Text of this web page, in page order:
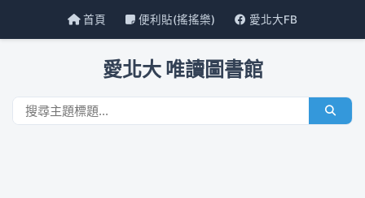
首頁 便利貼(搖搖樂) 愛北大FB
愛北大 唯讀圖書館